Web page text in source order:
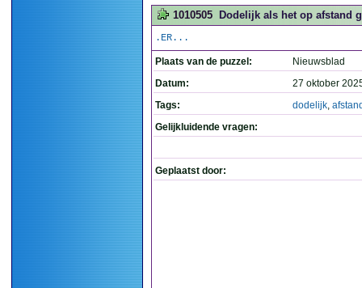
1010505 Dodelijk als het op afstand
.ER...
Plaats van de puzzel:
Nieuwsblad
Datum:
27 oktober
Tags:
dodelijk,
Gelijkluidende vragen:
Geplaatst door: